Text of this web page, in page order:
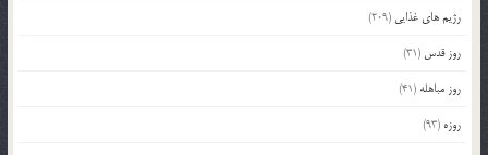
رژیم های غذایی (209)
روز قدس (31)
روز مباهله (41)
روزه (93)